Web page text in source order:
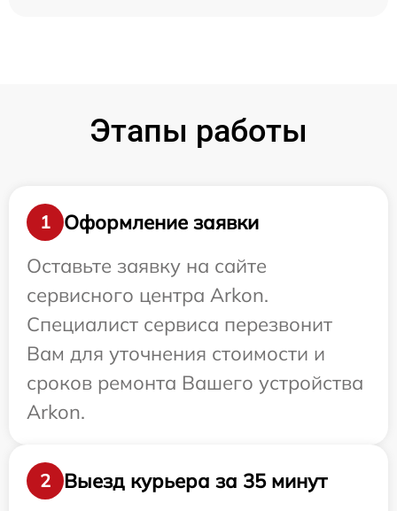
Этапы работы
1
Оформление заявки
Оставьте заявку на сайте
сервисного центра Arkon.
Специалист сервиса перезвонит
Вам для уточнения стоимости и
сроков ремонта Вашего устройства
Arkon.
2
Выезд курьера за 35 минут